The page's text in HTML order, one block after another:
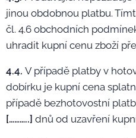
jinou obdobnou platbu.
čl. 4.6 obchodních
uhradit kupní cenu zboží
4.4. V případě platby v
dobírku je kupní cena
případě bezhotovostní
[………..] dnů od uzavření